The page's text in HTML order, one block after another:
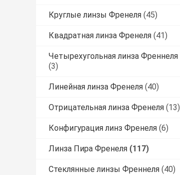
Круглые линзы Френеля (45)
Квадратная линза Френеля (41)
Четырехугольная линза Френнеля
(3)
Линейная линза Френеля (40)
Отрицательная линза Френеля (13)
Конфигурация линз Френеля (6)
Линза Пира Френеля (117)
Стеклянные линзы Френнеля (40)